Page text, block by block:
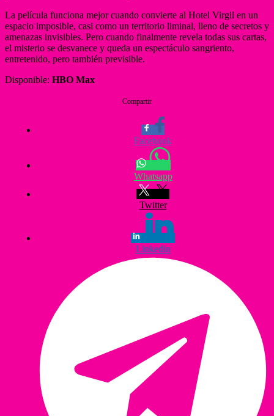
La película funciona mejor cuando convierte al Hotel Virgil en un
espacio imposible, casi como un territorio liminal, lleno de secretos y
amenazas invisibles. Pero cuando finalmente revela todas sus cartas,
el misterio se desvanece y queda un espectáculo sangriento,
entretenido, pero también previsible.
Disponible: HBO Max
Compartir
Facebook
Whatsapp
Twitter
Linkedin